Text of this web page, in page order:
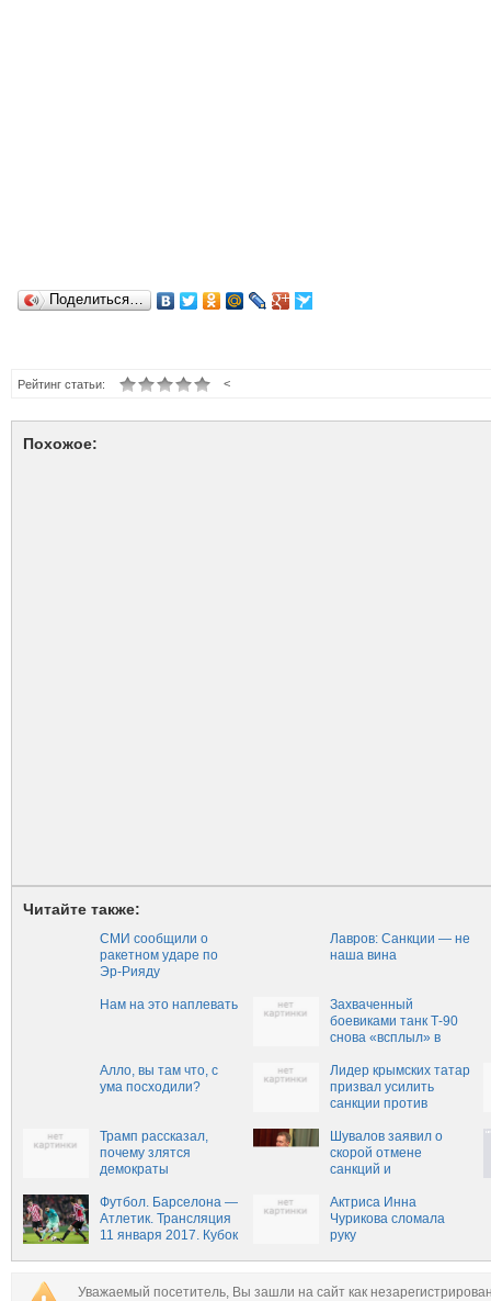
Поделиться…
<
Рейтинг статьи:
Похожое:
Читайте также:
СМИ сообщили о
ракетном ударе по
Эр-Рияду
Лавров: Санкции — не
наша вина
Нам на это наплевать
Захваченный
боевиками танк Т-90
снова «всплыл» в
Алло, вы там что, с
ума посходили?
Лидер крымских татар
призвал усилить
санкции против
Трамп рассказал,
почему злятся
демократы
Шувалов заявил о
скорой отмене
санкций и
Футбол. Барселона —
Атлетик. Трансляция
11 января 2017. Кубок
Актриса Инна
Чурикова сломала
руку
Уважаемый посетитель, Вы зашли на сайт как